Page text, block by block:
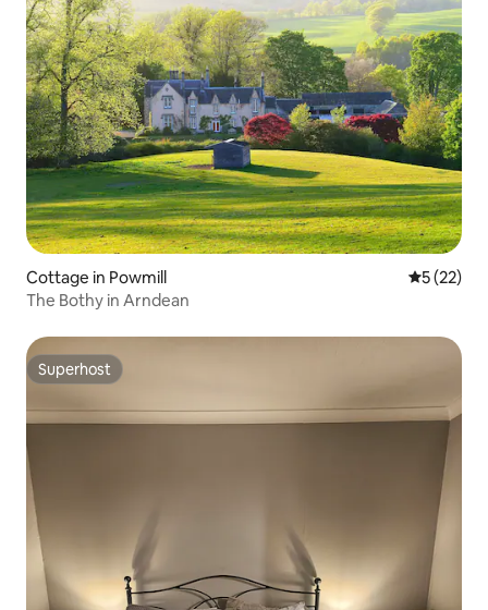
Cottage in Powmill
5 (22)
The Bothy in Arndean
Superhost
Superhost